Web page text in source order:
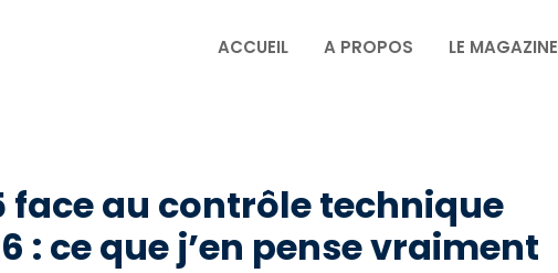
ACCUEIL A PROPOS LE MAGAZINE
face au contrôle technique
: ce que j’en pense vraiment